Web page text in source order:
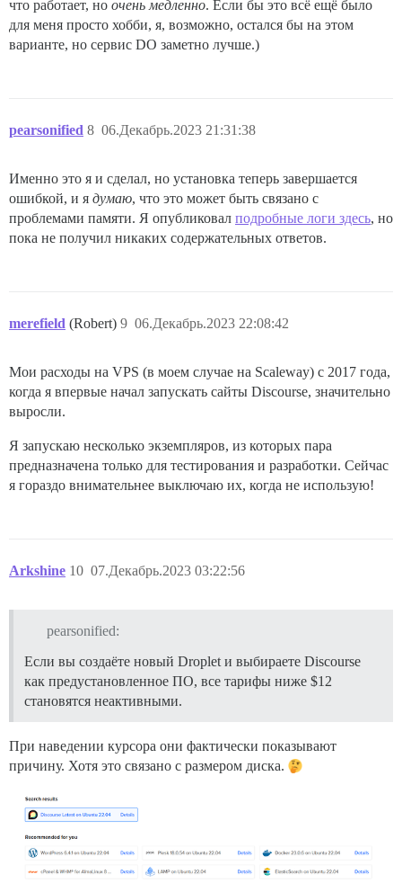
что работает, но очень медленно. Если бы это всё ещё было
для меня просто хобби, я, возможно, остался бы на этом
варианте, но сервис DO заметно лучше.)
pearsonified 06.Декабрь.2023 21:31:38
8
Именно это я и сделал, но установка теперь завершается
ошибкой, и я думаю, что это может быть связано с
проблемами памяти. Я опубликовал подробные логи здесь, но
пока не получил никаких содержательных ответов.
merefield (Robert) 06.Декабрь.2023 22:08:42
9
Мои расходы на VPS (в моем случае на Scaleway) с 2017 года,
когда я впервые начал запускать сайты Discourse, значительно
выросли.
Я запускаю несколько экземпляров, из которых пара
предназначена только для тестирования и разработки. Сейчас
я гораздо внимательнее выключаю их, когда не использую!
Arkshine 07.Декабрь.2023 03:22:56
10
pearsonified:
Если вы создаёте новый Droplet и выбираете Discourse
как предустановленное ПО, все тарифы ниже $12
становятся неактивными.
При наведении курсора они фактически показывают
причину. Хотя это связано с размером диска.